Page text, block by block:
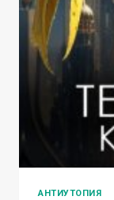
АНТИУТОПИЯ